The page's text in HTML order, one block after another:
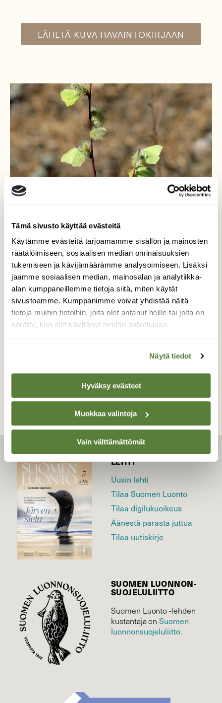
Tämä sivusto käyttää evästeitä
Käytämme evästeitä tarjoamamme sisällön ja mainosten
räätälöimiseen, sosiaalisen median ominaisuuksien
tukemiseen ja kävijämäärämme analysoimiseen. Lisäksi
jaamme sosiaalisen median, mainosalan ja analytiikka-
alan kumppaneillemme tietoja siitä, miten käytät
sivustoamme. Kumppanimme voivat yhdistää näitä
tietoja muihin tietoihin, joita olet antanut heille tai joita on
kerätty, kun olet käyttänyt heidän palvelujaan.
Näytä tiedot
Hyväksy evästeet
Muokkaa valintoja
Vain välttämättömät
LÄHETÄ KUVA HAVAINTOKIRJAAN
perhoset löysivät
pajunkukkaa
Joukko sitruunaperhosia oli
pajunoksalla,paju juuri aloitti kukintaakin
vasta !
Valokuvaaja: sirpa Jyske, Virrat 22.4.23
LEHTI
Uusin lehti
Tilaa Suomen Luonto
Tilaa digilukuoikeus
Äänestä parasta juttua
Tilaa uutiskirje
SUOMEN LUONNON­
SUOJELU­LIITTO
Suomen Luonto -lehden
kustantaja onSuomen
luonnonsuojelu­liitto.